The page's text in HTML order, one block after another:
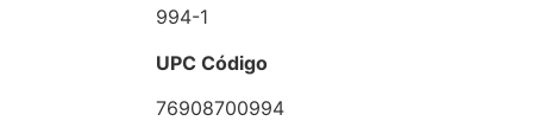
994-1
UPC Código
76908700994